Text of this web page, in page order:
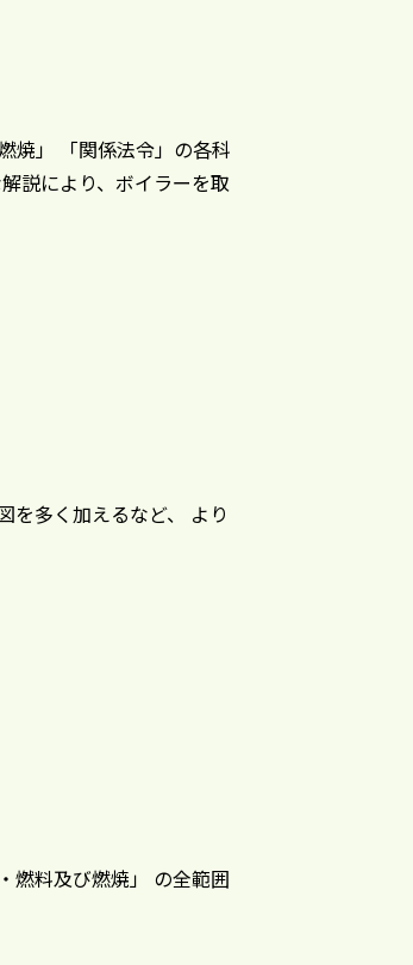
焼」 「関係法令」の各科
説により、ボイラーを取
を多く加えるなど、 より
燃料及び燃焼」 の全範囲